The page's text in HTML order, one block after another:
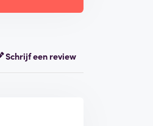
Schrijf een review